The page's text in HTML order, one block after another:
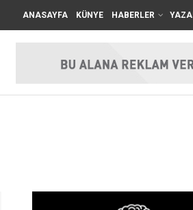
ANASAYFA KÜNYE HABERLER